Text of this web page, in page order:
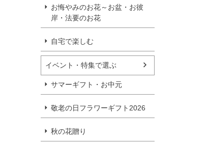
お悔やみのお花～お盆・お彼
岸・法要のお花
自宅で楽しむ
イベント・特集で選ぶ
サマーギフト・お中元
敬老の日フラワーギフト2026
秋の花贈り